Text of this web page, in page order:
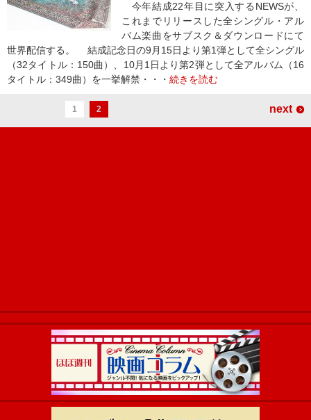
今年結成22年目に突入するNEWSが、
これまでリリースした全シングル・アル
バム楽曲をサブスク＆ダウンロードにて
世界配信する。 結成記念日の9月15日より第1弾として全シングル
（32タイトル：150曲）、10月1日より第2弾として全アルバム（16
タイトル：349曲）を一挙解禁・・・ 続きを読む
1 2 next